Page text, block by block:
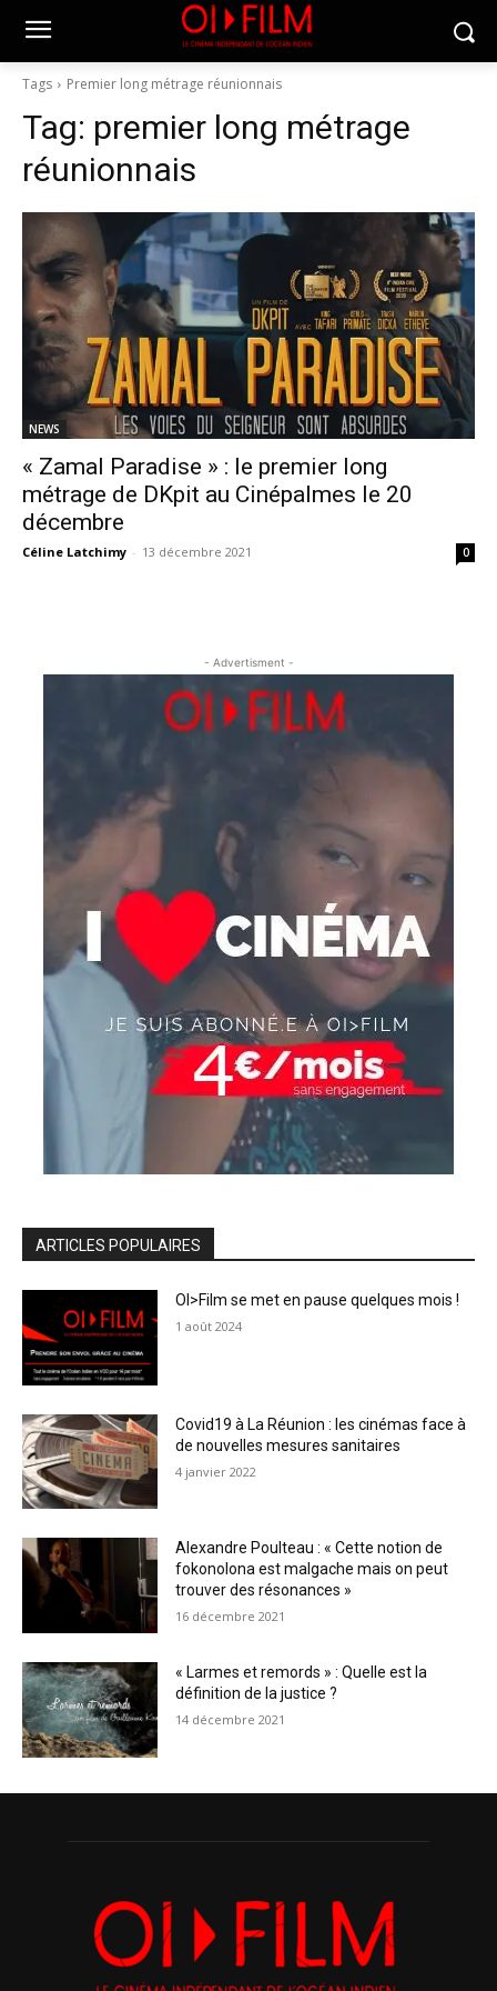
Tags Premier long métrage réunionnais
Tag: premier long métrage
réunionnais
NEWS
« Zamal Paradise » : le premier long
métrage de DKpit au Cinépalmes le 20
décembre
Céline Latchimy - 13 décembre 2021 0
- Advertisment -
ARTICLES POPULAIRES
OI>Film se met en pause quelques mois !
1 août 2024
Covid19 à La Réunion : les cinémas face à
de nouvelles mesures sanitaires
4 janvier 2022
Alexandre Poulteau : « Cette notion de
fokonolona est malgache mais on peut
trouver des résonances »
16 décembre 2021
« Larmes et remords » : Quelle est la
définition de la justice ?
14 décembre 2021